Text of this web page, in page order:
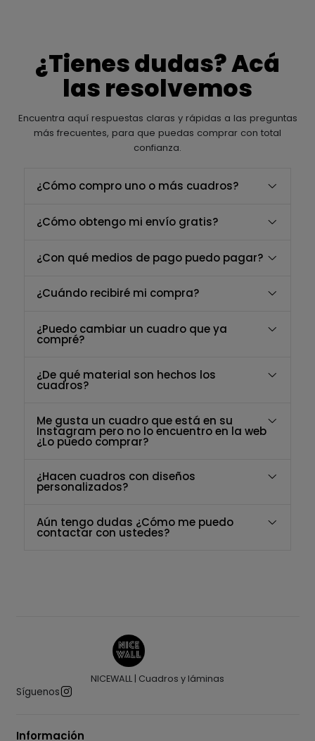
¿Tienes dudas? Acá
las resolvemos
Encuentra aquí respuestas claras y rápidas a las preguntas
más frecuentes, para que puedas comprar con total
confianza.
¿Cómo compro uno o más cuadros?
¿Cómo obtengo mi envío gratis?
¿Con qué medios de pago puedo pagar?
¿Cuándo recibiré mi compra?
¿Puedo cambiar un cuadro que ya
compré?
¿De qué material son hechos los
cuadros?
Me gusta un cuadro que está en su
Instagram pero no lo encuentro en la web
¿Lo puedo comprar?
¿Hacen cuadros con diseños
personalizados?
Aún tengo dudas ¿Cómo me puedo
contactar con ustedes?
NICEWALL | Cuadros y láminas
Síguenos
Información